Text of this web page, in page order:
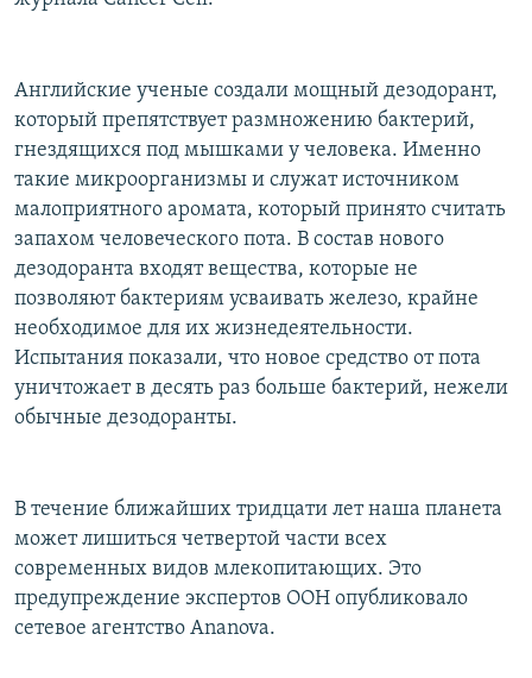
Английские ученые создали мощный дезодорант,
который препятствует размножению бактерий,
гнездящихся под мышками у человека. Именно
такие микроорганизмы и служат источником
малоприятного аромата, который принято считать
запахом человеческого пота. В состав нового
дезодоранта входят вещества, которые не
позволяют бактериям усваивать железо, крайне
необходимое для их жизнедеятельности.
Испытания показали, что новое средство от пота
уничтожает в десять раз больше бактерий, нежели
обычные дезодоранты.
В течение ближайших тридцати лет наша планета
может лишиться четвертой части всех
современных видов млекопитающих. Это
предупреждение экспертов ООН опубликовало
сетевое агентство Ananova.